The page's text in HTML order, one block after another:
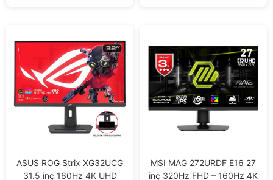
ASUS ROG Strix XG32UCG
31.5 inç 160Hz 4K UHD
MSI MAG 272URDF E16 27
inç 320Hz FHD – 160Hz 4K